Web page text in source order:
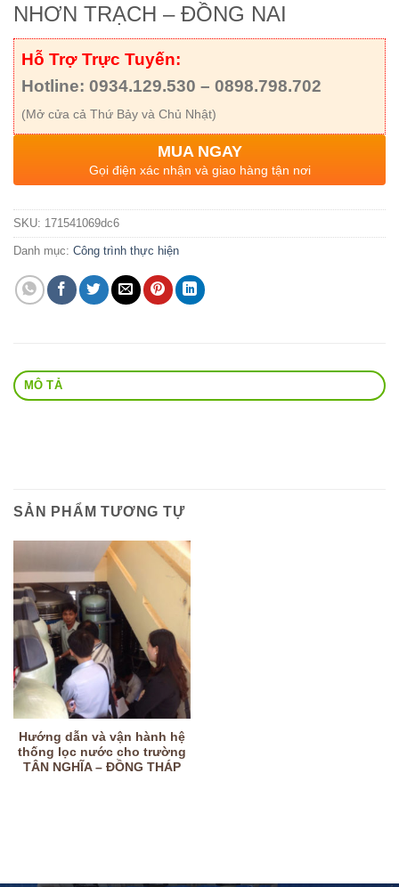
NHƠN TRẠCH – ĐỒNG NAI
Hỗ Trợ Trực Tuyến:
Hotline: 0934.129.530 – 0898.798.702
(Mở cửa cả Thứ Bảy và Chủ Nhật)
MUA NGAY
Gọi điện xác nhận và giao hàng tận nơi
SKU: 171541069dc6
Danh mục: Công trình thực hiện
MÔ TẢ
SẢN PHẨM TƯƠNG TỰ
Hướng dẫn và vận hành hệ
thống lọc nước cho trường
TÂN NGHĨA – ĐỒNG THÁP